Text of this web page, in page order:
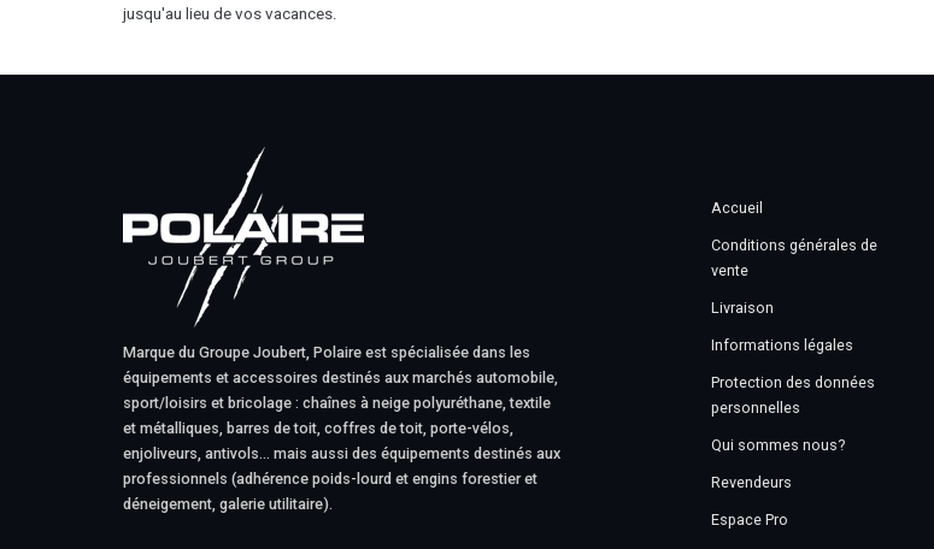
jusqu'au lieu de vos vacances.
Marque du Groupe Joubert, Polaire est spécialisée dans les
équipements et accessoires destinés aux marchés automobile,
sport/loisirs et bricolage : chaînes à neige polyuréthane, textile
et métalliques, barres de toit, coffres de toit, porte-vélos,
enjoliveurs, antivols… mais aussi des équipements destinés aux
professionnels (adhérence poids-lourd et engins forestier et
déneigement, galerie utilitaire).
Accueil
Conditions générales de
vente
Livraison
Informations légales
Protection des données
personnelles
Qui sommes nous?
Revendeurs
Espace Pro